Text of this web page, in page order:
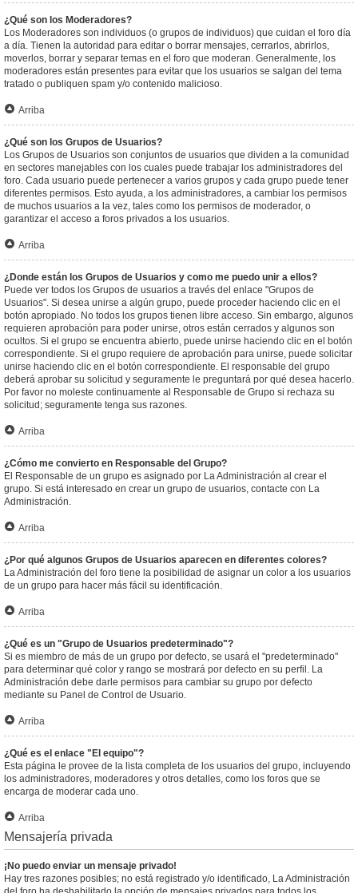
¿Qué son los Moderadores?
Los Moderadores son individuos (o grupos de individuos) que cuidan el foro día
a día. Tienen la autoridad para editar o borrar mensajes, cerrarlos, abrirlos,
moverlos, borrar y separar temas en el foro que moderan. Generalmente, los
moderadores están presentes para evitar que los usuarios se salgan del tema
tratado o publiquen spam y/o contenido malicioso.
Arriba
¿Qué son los Grupos de Usuarios?
Los Grupos de Usuarios son conjuntos de usuarios que dividen a la comunidad
en sectores manejables con los cuales puede trabajar los administradores del
foro. Cada usuario puede pertenecer a varios grupos y cada grupo puede tener
diferentes permisos. Esto ayuda, a los administradores, a cambiar los permisos
de muchos usuarios a la vez, tales como los permisos de moderador, o
garantizar el acceso a foros privados a los usuarios.
Arriba
¿Donde están los Grupos de Usuarios y como me puedo unir a ellos?
Puede ver todos los Grupos de usuarios a través del enlace "Grupos de
Usuarios". Si desea unirse a algún grupo, puede proceder haciendo clic en el
botón apropiado. No todos los grupos tienen libre acceso. Sin embargo, algunos
requieren aprobación para poder unirse, otros están cerrados y algunos son
ocultos. Si el grupo se encuentra abierto, puede unirse haciendo clic en el botón
correspondiente. Si el grupo requiere de aprobación para unirse, puede solicitar
unirse haciendo clic en el botón correspondiente. El responsable del grupo
deberá aprobar su solicitud y seguramente le preguntará por qué desea hacerlo.
Por favor no moleste continuamente al Responsable de Grupo si rechaza su
solicitud; seguramente tenga sus razones.
Arriba
¿Cómo me convierto en Responsable del Grupo?
El Responsable de un grupo es asignado por La Administración al crear el
grupo. Si está interesado en crear un grupo de usuarios, contacte con La
Administración.
Arriba
¿Por qué algunos Grupos de Usuarios aparecen en diferentes colores?
La Administración del foro tiene la posibilidad de asignar un color a los usuarios
de un grupo para hacer más fácil su identificación.
Arriba
¿Qué es un "Grupo de Usuarios predeterminado"?
Si es miembro de más de un grupo por defecto, se usará el "predeterminado"
para determinar qué color y rango se mostrará por defecto en su perfil. La
Administración debe darle permisos para cambiar su grupo por defecto
mediante su Panel de Control de Usuario.
Arriba
¿Qué es el enlace "El equipo"?
Esta página le provee de la lista completa de los usuarios del grupo, incluyendo
los administradores, moderadores y otros detalles, como los foros que se
encarga de moderar cada uno.
Arriba
Mensajería privada
¡No puedo enviar un mensaje privado!
Hay tres razones posibles; no está registrado y/o identificado, La Administración